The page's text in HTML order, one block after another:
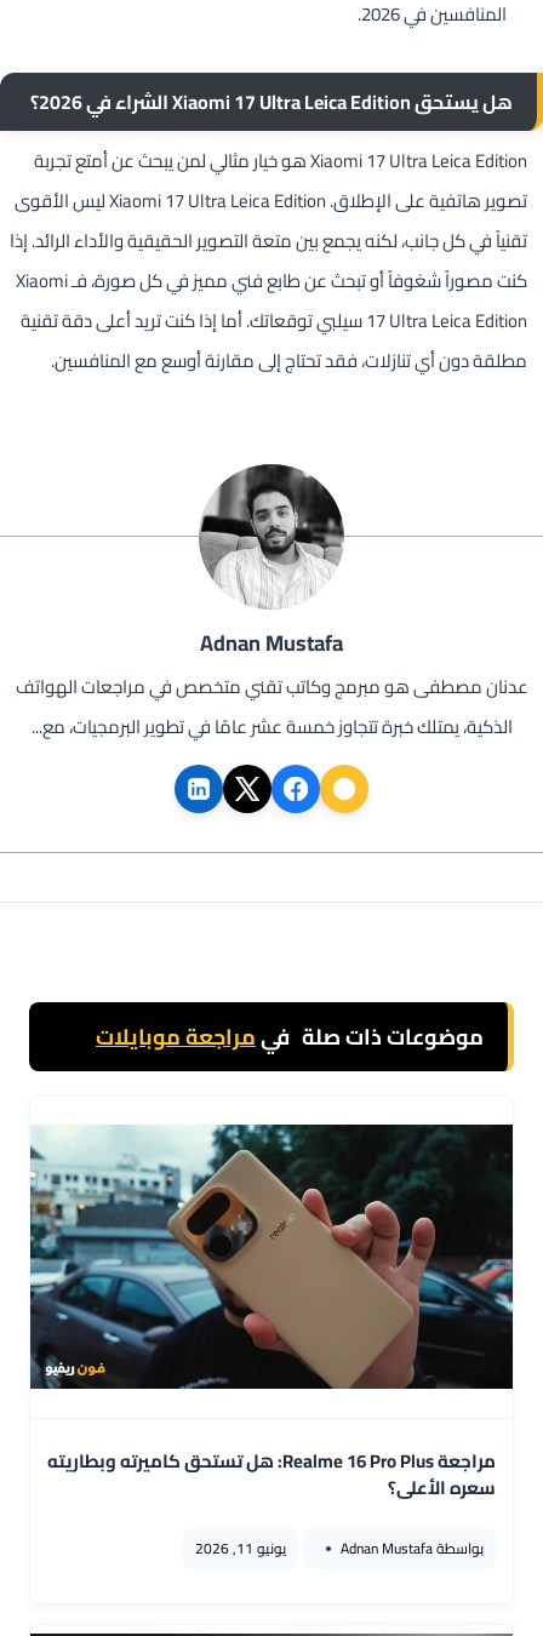
المنافسين في 2026.
هل يستحق Xiaomi 17 Ultra Leica Edition الشراء في 2026؟
Xiaomi 17 Ultra Leica Edition هو خيار مثالي لمن يبحث عن أمتع تجربة
تصوير هاتفية على الإطلاق. Xiaomi 17 Ultra Leica Edition ليس الأقوى
تقنياً في كل جانب، لكنه يجمع بين متعة التصوير الحقيقية والأداء الرائد. إذا
كنت مصوراً شغوفاً أو تبحث عن طابع فني مميز في كل صورة، فـ Xiaomi
17 Ultra Leica Edition سيلبي توقعاتك. أما إذا كنت تريد أعلى دقة تقنية
مطلقة دون أي تنازلات، فقد تحتاج إلى مقارنة أوسع مع المنافسين.
Adnan Mustafa
عدنان مصطفى هو مبرمج وكاتب تقني متخصص في مراجعات الهواتف
الذكية، يمتلك خبرة تتجاوز خمسة عشر عامًا في تطوير البرمجيات، مع...
موضوعات ذات صلة فيمراجعة موبايلات
مراجعة Realme 16 Pro Plus: هل تستحق كاميرته وبطاريته
سعره الأعلى؟
بواسطةAdnan Mustafa يونيو 11, 2026